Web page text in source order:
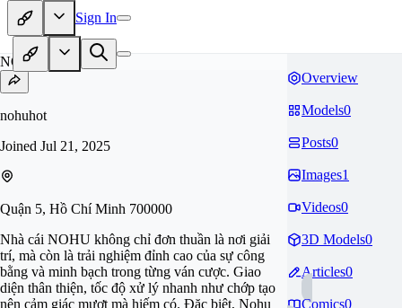
Sign In
NO
nohuhot
Joined Jul 21, 2025
Quận 5, Hồ Chí Minh 700000
Nhà cái NOHU không chỉ đơn thuần là nơi giải
trí, mà còn là trải nghiệm đỉnh cao của sự công
bằng và minh bạch trong từng ván cược. Giao
diện thân thiện, tốc độ xử lý nhanh như chớp tạo
nên cảm giác mượt mà hiếm có. Đặc biệt, Nohu
Overview
Models0
Posts0
Images1
Videos0
3D Models0
Articles0
Comics0